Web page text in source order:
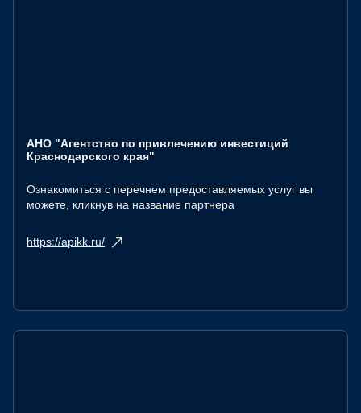
АНО "Агентство по привлечению инвестиций
Краснодарского края"
Ознакомиться с перечнем предоставляемых услуг вы
можете, кликнув на название партнера
https://apikk.ru/